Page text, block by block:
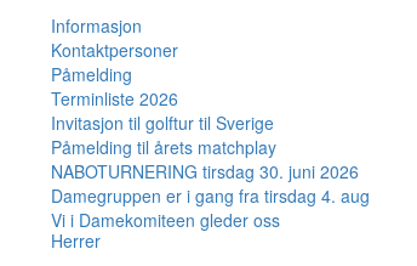
Informasjon
Kontaktpersoner
Påmelding
Terminliste 2026
Invitasjon til golftur til Sverige
Påmelding til årets matchplay
NABOTURNERING tirsdag 30. juni 2026
Damegruppen er i gang fra tirsdag 4. aug
Vi i Damekomiteen gleder oss
Herrer